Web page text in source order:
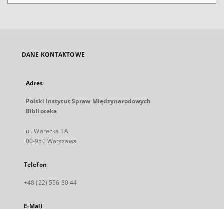
DANE KONTAKTOWE
Adres
Polski Instytut Spraw Międzynarodowych
Biblioteka
ul. Warecka 1A
00-950 Warszawa
Telefon
+48 (22) 556 80 44
E-Mail